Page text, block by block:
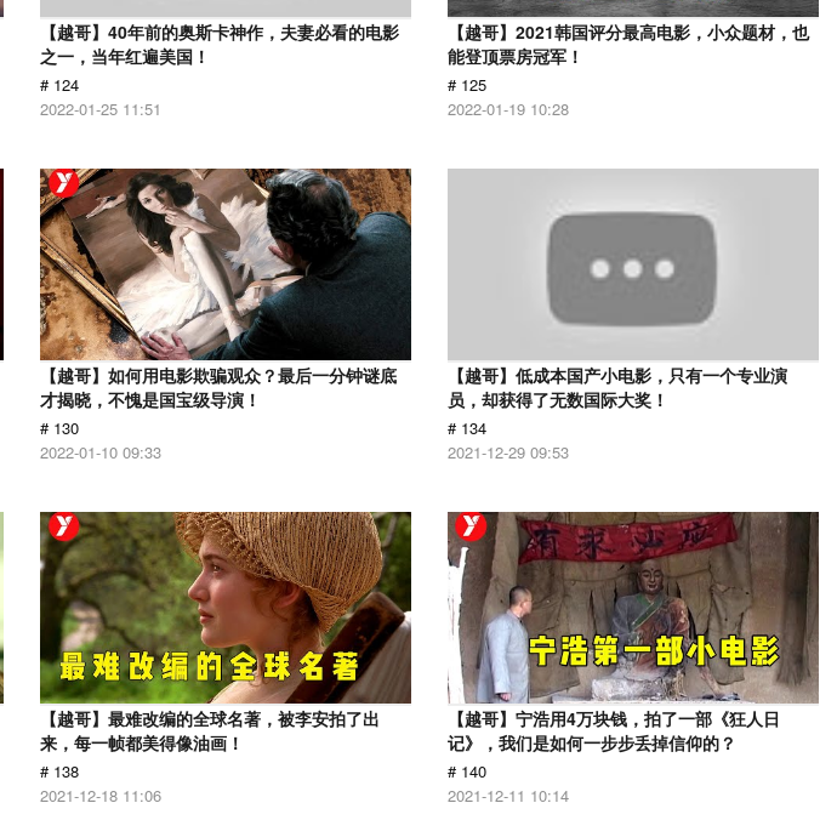
【越哥】40年前的奥斯卡神作，夫妻必看的电影
之一，当年红遍美国！
# 124
2022-01-25 11:51
【越哥】2021韩国评分最高电影，小众题材，也
能登顶票房冠军！
# 125
2022-01-19 10:28
【越哥】如何用电影欺骗观众？最后一分钟谜底
才揭晓，不愧是国宝级导演！
# 130
2022-01-10 09:33
【越哥】低成本国产小电影，只有一个专业演
员，却获得了无数国际大奖！
# 134
2021-12-29 09:53
【越哥】最难改编的全球名著，被李安拍了出
来，每一帧都美得像油画！
# 138
2021-12-18 11:06
【越哥】宁浩用4万块钱，拍了一部《狂人日
记》，我们是如何一步步丢掉信仰的？
# 140
2021-12-11 10:14